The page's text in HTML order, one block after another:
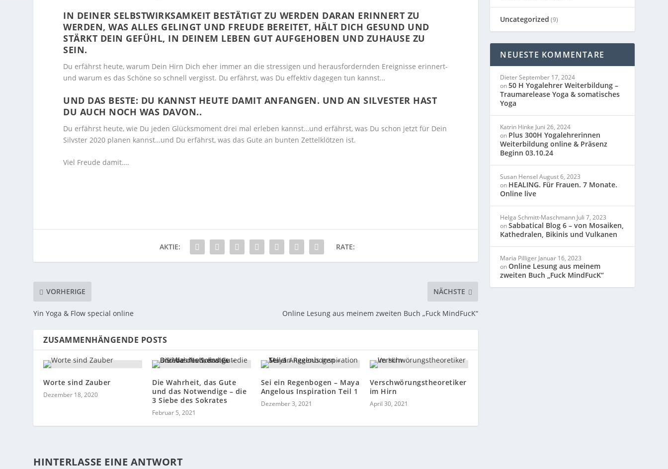
IN DEINER SELBSTWIRKSAMKEIT BESTÄTIGT ZU WERDEN DARAN ERINNERT ZU
WERDEN, WAS ALLES GELINGT UND FREUDE BEREITET, HÄLT DICH GESUND UND
STÄRKT DEIN GEFÜHL, IN DEINEM LEBEN GUT AUFGEHOBEN UND ZUHAUSE ZU
SEIN.
Du erfährst heute, warum Dein Hirn Dich eher immer an die stressigen und herausfordernden Ereignisse erinnert-
und warum es das Schöne so schnell vergisst. Du erfährst, was Du effektiv dagegen tun kannst…
UND DAS BESTE: DU KANNST HEUTE DAMIT ANFANGEN. UND AN SILVESTER HAST
DU AUCH NOCH WAS DAVON..
Du erfährst heute, wie Du jeden Glücksmoment drei mal erleben kannst…und erfährst, was Du schon jetzt für Dein
Silvster 2020 planen kannst…und Du erfährst, was das Gute an bunten Zettelklötzen ist.
Viel Freude damit….
AKTIE: RATE:
VORHERIGE
Yin Yoga & Flow special online
NÄCHSTE
Online Lesung aus meinem zweiten Buch „Fuck MindFucK“
ZUSAMMENHÄNGENDE POSTS
Worte sind Zauber
Dezember 18, 2020
Die Wahrheit, das Gute
und das Notwendige – die
3 Siebe des Sokrates
Februar 5, 2021
Sei ein Regenbogen – Maya
Angelous Inspiration Teil 1
Dezember 3, 2021
Verschwörungstheoretiker
im Hirn
April 30, 2021
HINTERLASSE EINE ANTWORT
Uncategorized (9)
NEUESTE KOMMENTARE
DieterSeptember 17, 2024
on50 H Yogalehrer Weiterbildung –
Traumarelease Yoga & somatisches
Yoga
Katrin Hinke Juni 26, 2024
on Plus 300H Yogalehrerinnen
Weiterbildung online & Präsenz
Beginn 03.10.24
Susan Hensel August 6, 2023
on HEALING. Für Frauen. 7 Monate.
Online live
Helga Schmitt-Maschmann Juli 7, 2023
onSabbatical Blog 6 – von Mosaiken,
Kathedralen, Bikinis und Vulkanen
Maria Pilliger Januar 16, 2023
onOnline Lesung aus meinem
zweiten Buch „Fuck MindFucK“